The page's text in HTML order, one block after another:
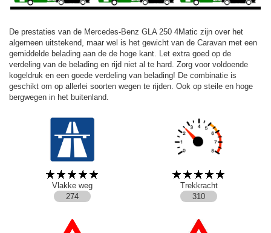
De prestaties van de Mercedes-Benz GLA 250 4Matic zijn over het
algemeen uitstekend, maar wel is het gewicht van de Caravan met een
gemiddelde belading aan de de hoge kant. Let extra goed op de
verdeling van de belading en rijd niet al te hard. Zorg voor voldoende
kogeldruk en een goede verdeling van belading! De combinatie is
geschikt om op allerlei soorten wegen te rijden. Ook op steile en hoge
bergwegen in het buitenland.
Vlakke weg
Trekkracht
274
310